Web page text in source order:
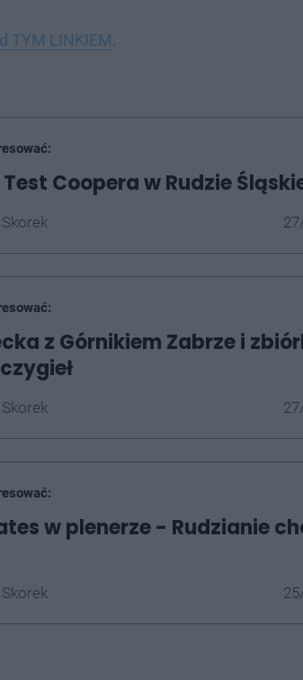
TYM LINKIEM
Coopera w Rudzie
z Górnikiem Zabrze i
w plenerze - Rudzianie